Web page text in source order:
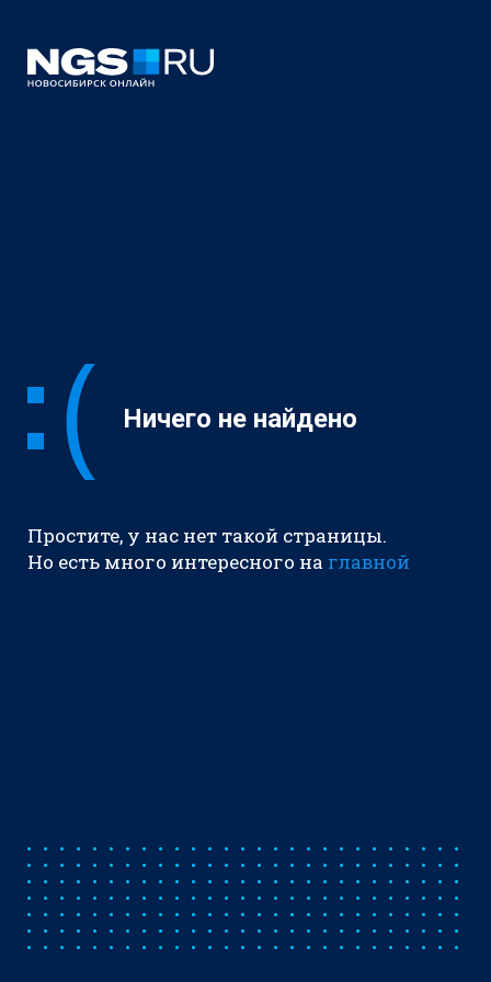
Ничего не найдено
Простите, у нас нет такой страницы.
Но есть много интересного на главной